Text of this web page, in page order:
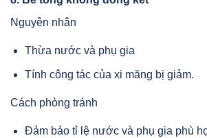
Nguyên nhân
Thừa nước và phụ gia
Tính công tác của xi măng bị giảm.
Cách phòng tránh
Đảm bảo tỉ lệ nước và phụ gia phù